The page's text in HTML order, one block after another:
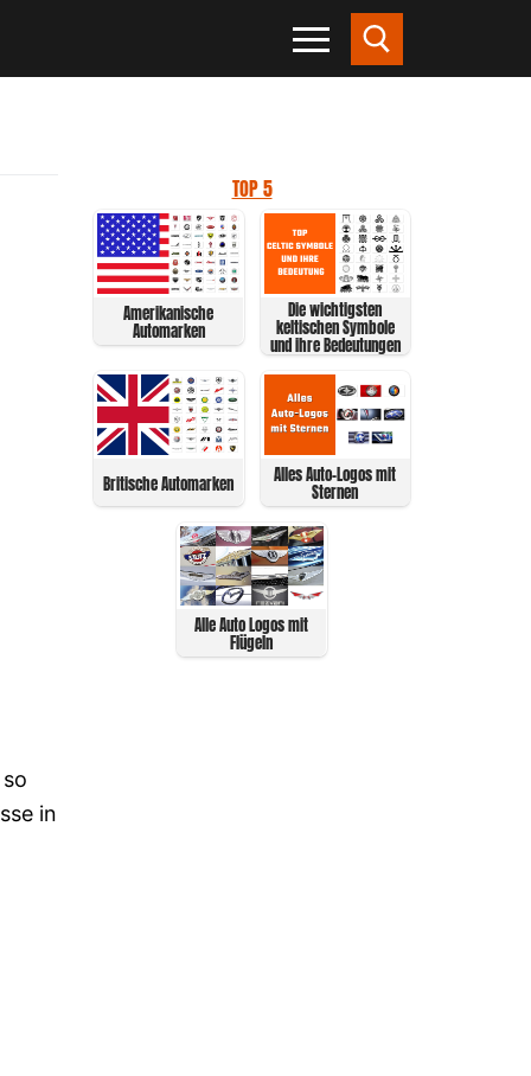
in
TOP 5
Amerikanische
Automarken
Die wichtigsten
keltischen Symbole
und ihre Bedeutungen
Britische Automarken Alles Auto-Logos mit
Sternen
Alle Auto Logos mit
Flügeln